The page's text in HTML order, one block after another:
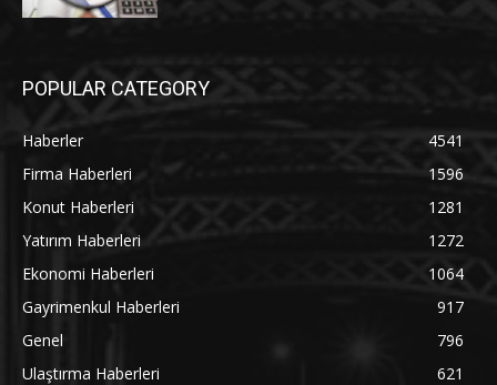
POPULAR CATEGORY
Haberler
4541
Firma Haberleri
1596
Konut Haberleri
1281
Yatırım Haberleri
1272
Ekonomi Haberleri
1064
Gayrimenkul Haberleri
917
Genel
796
Ulaştırma Haberleri
621